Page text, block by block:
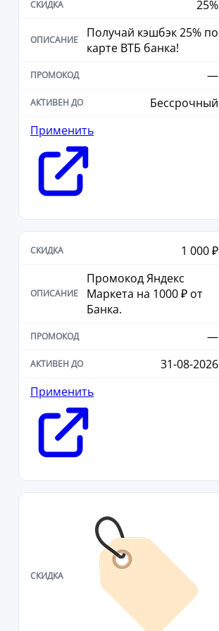
25%
Получай кэшбэк 25% по
карте ВТБ банка!
—
Бессрочный
Применить
1 000 ₽
Промокод Яндекс
Маркета на 1000 ₽ от
Банка.
—
31-08-2026
Применить